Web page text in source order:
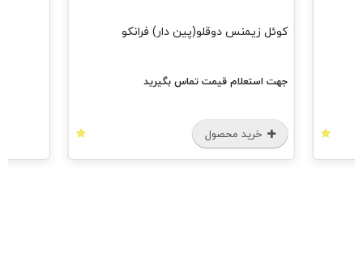
کوئل زیمنس دوقلو(پین دار) فرانکو
جهت استعلام قیمت تماس بگیرید
خرید محصول